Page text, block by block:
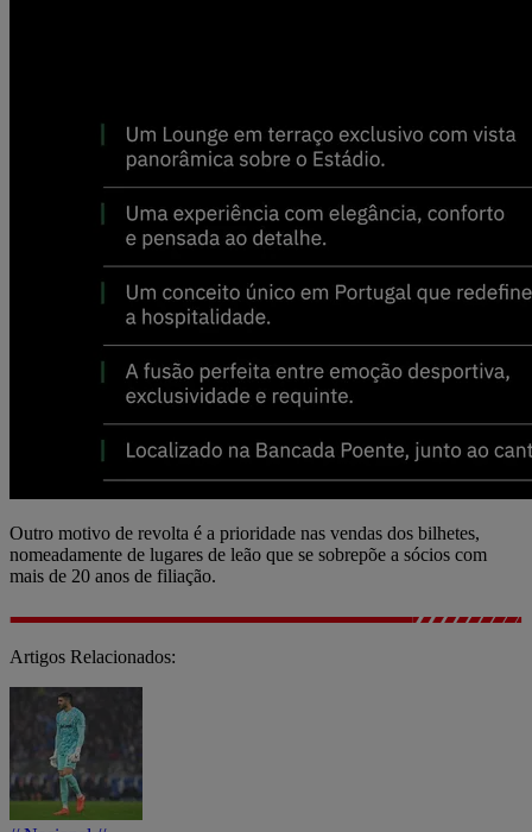
Outro motivo de revolta é a prioridade nas vendas dos bilhetes,
nomeadamente de lugares de leão que se sobrepõe a sócios com
mais de 20 anos de filiação.
Artigos Relacionados: